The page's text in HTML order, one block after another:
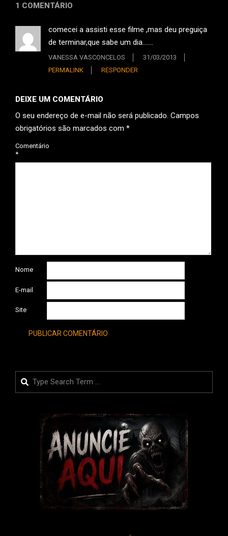
1 COMENTÁRIO
comecei a assisti esse filme ,mas deu preguiça
de terminar,que sabe um dia…….
VANESSA VASCONCELOS
31/03/2013
PERMALINK
RESPONDER
DEIXE UM COMENTÁRIO
O seu endereço de e-mail não será publicado. Campos
obrigatórios são marcados com *
Comentário
*
Nome
E-mail
Site
Search